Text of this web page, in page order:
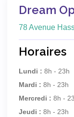
Dream
78 Avenue
Horaires
Lundi : 8h - 23h
Mardi : 8h - 23h
Mercredi : 8h -
Jeudi : 8h - 23h